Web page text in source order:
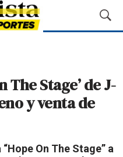
M
o
a
r
q
The Stage’ de J-
y venta de
On The Stage” a